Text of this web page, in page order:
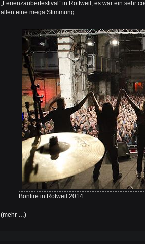
„Ferienzauberfestival“ in Rottweil, es war ein sehr
allen eine mega Stimmung.
Bonfire in Rotweil 2014
(mehr …)